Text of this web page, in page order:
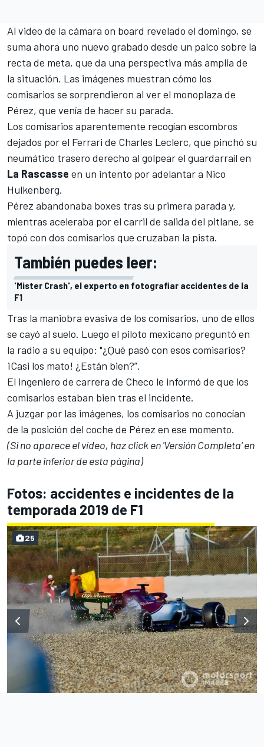
Al video de la cámara on board revelado el domingo, se
suma ahora uno nuevo grabado desde un palco sobre la
recta de meta, que da una perspectiva más amplia de
la situación. Las imágenes muestran cómo los
comisarios se sorprendieron al ver el monoplaza de
Pérez, que venía de hacer su parada.
Los comisarios aparentemente recogían escombros
dejados por el Ferrari de Charles Leclerc, que pinchó su
neumático trasero derecho al golpear el guardarraíl en
La Rascasse en un intento por adelantar a Nico
Hulkenberg.
Pérez abandonaba boxes tras su primera parada y,
mientras aceleraba por el carril de salida del pitlane, se
topó con dos comisarios que cruzaban la pista.
También puedes leer:
'Mister Crash', el experto en fotografiar accidentes de la
F1
Tras la maniobra evasiva de los comisarios, uno de ellos
se cayó al suelo. Luego el piloto mexicano preguntó en
la radio a su equipo: "¿Qué pasó con esos comisarios?
¡Casi los mato! ¿Están bien?”.
El ingeniero de carrera de Checo le informó de que los
comisarios estaban bien tras el incidente.
A juzgar por las imágenes, los comisarios no conocían
de la posición del coche de Pérez en ese momento.
(Si no aparece el vídeo, haz click en 'Versión Completa' en
la parte inferior de esta página)
Fotos: accidentes e incidentes de la
temporada 2019 de F1
25